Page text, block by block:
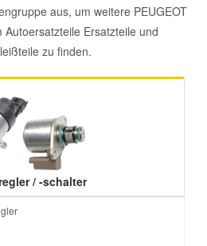
aus, um weitere PEUGEOT
Autoersatzteile Ersatzteile und
zu finden.
/ -schalter